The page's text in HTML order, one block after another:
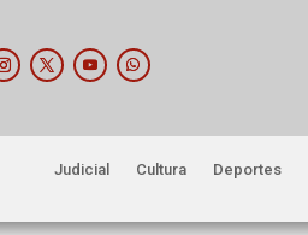
Judicial Cultura Deportes